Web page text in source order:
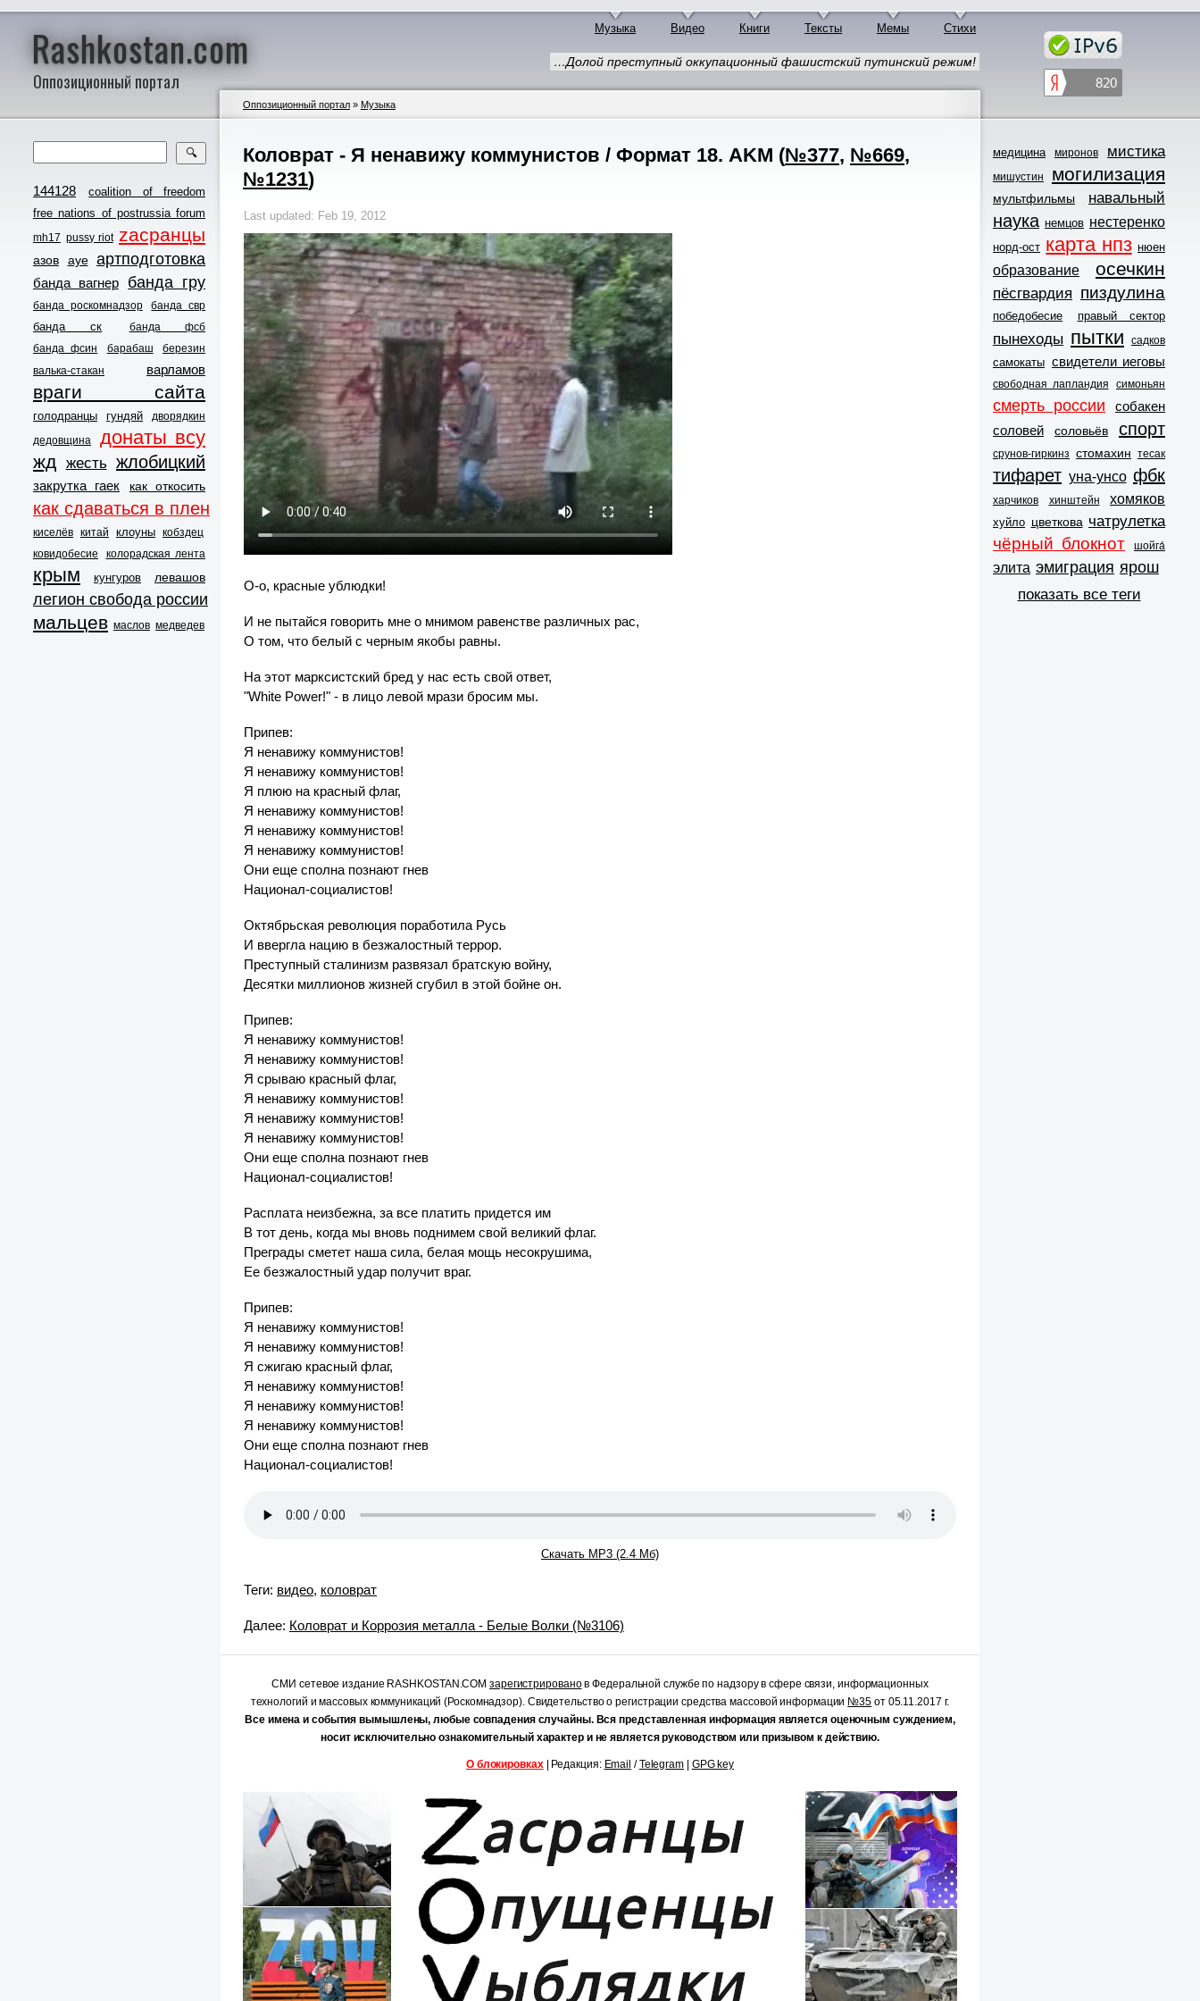
Rashkostan.com
Оппозиционный портал
Музыка Видео Книги Тексты Мемы Стихи
🔍
144128
coalition of freedom
free nations of postrussia forum
mh17 pussy riot zасранцы
азов ауе артподготовка
банда вагнер банда гру
банда роскомнадзор банда свр
банда ск
банда фсб
банда фсин
барабаш
березин
валька-стакан
варламов
враги сайта
голодранцы гундяй
дворядкин
дедовщина
донаты всу
жд жесть жлобицкий
закрутка гаек как откосить
как сдаваться в плен
киселёв китай клоуны кобздец
ковидобесие
колорадская лента
крым кунгуров левашов
легион свобода россии
мальцев маслов медведев
…Долой преступный оккупационный фашистский путинский режим!
Оппозиционный портал » Музыка
Коловрат - Я ненавижу коммунистов / Формат 18. AKM (№377, №669,
№1231)
Last updated: Feb 19, 2012
О-о, красные ублюдки!
И не пытайся говорить мне о мнимом равенстве различных рас,
О том, что белый с черным якобы равны.
На этот марксистский бред у нас есть свой ответ,
"White Power!" - в лицо левой мрази бросим мы.
Припев:
Я ненавижу коммунистов!
Я ненавижу коммунистов!
Я плюю на красный флаг,
Я ненавижу коммунистов!
Я ненавижу коммунистов!
Я ненавижу коммунистов!
Они еще сполна познают гнев
Национал-социалистов!
Октябрьская революция поработила Русь
И ввергла нацию в безжалостный террор.
Преступный сталинизм развязал братскую войну,
Десятки миллионов жизней сгубил в этой бойне он.
Припев:
Я ненавижу коммунистов!
Я ненавижу коммунистов!
Я срываю красный флаг,
Я ненавижу коммунистов!
Я ненавижу коммунистов!
Я ненавижу коммунистов!
Они еще сполна познают гнев
Национал-социалистов!
Расплата неизбежна, за все платить придется им
В тот день, когда мы вновь поднимем свой великий флаг.
Преграды сметет наша сила, белая мощь несокрушима,
Ее безжалостный удар получит враг.
Припев:
Я ненавижу коммунистов!
Я ненавижу коммунистов!
Я сжигаю красный флаг,
Я ненавижу коммунистов!
Я ненавижу коммунистов!
Я ненавижу коммунистов!
Они еще сполна познают гнев
Национал-социалистов!
Скачать MP3 (2.4 Мб)
Теги: видео, коловрат
Далее: Коловрат и Коррозия металла - Белые Волки (№3106)
СМИ сетевое издание RASHKOSTAN.COMзарегистрированов Федеральной службе по надзору в сфере связи, информационных
технологий и массовых коммуникаций (Роскомнадзор). Свидетельство о регистрации средства массовой информации №35от 05.11.2017 г.
Все имена и события вымышлены, любые совпадения случайны. Вся представленная информация является оценочным суждением,
носит исключительно ознакомительный характер и не является руководством или призывом к действию.
О блокировках| Редакция: Email /Telegram| GPG key
медицина миронов мистика
мишустин могилизация
мультфильмы навальный
наука немцов нестеренко
норд-ост карта нпз нюен
образование осечкин
пёсгвардия пиздулина
победобесие правый сектор
пынеходы пытки садков
самокаты свидетели иеговы
свободная лапландия симоньян
смерть россии
собакен
соловей
соловьёв спорт
срунов-гиркинз стомахин тесак
тифарет уна-унсо фбк
харчиков хинштейн хомяков
хуйло цветкова чатрулетка
чёрный блокнот шойга́
элита эмиграция ярош
показать все теги